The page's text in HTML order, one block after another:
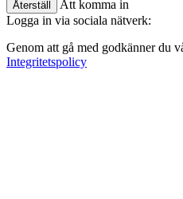
Återställ
Att komma in
Logga in via sociala nätverk:
Genom att gå med godkänner du
Integritetspolicy